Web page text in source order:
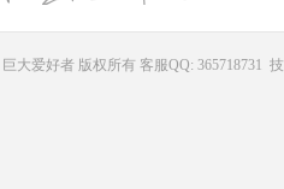
巨大爱好者版权所有 客服QQ: 365718731